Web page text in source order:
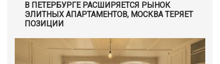
В ПЕТЕРБУРГЕ РАСШИРЯЕТСЯ РЫНОК
ЭЛИТНЫХ АПАРТАМЕНТОВ, МОСКВА ТЕРЯЕТ
ПОЗИЦИИ